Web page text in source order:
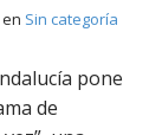
en Sin categoría
pone
de